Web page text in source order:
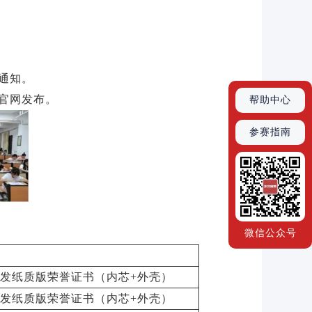
知。
网发布。
纸质版荣誉证书（内芯+外壳）
纸质版荣誉证书（内芯+外壳）
帮助中心
参赛指南
微信公众号